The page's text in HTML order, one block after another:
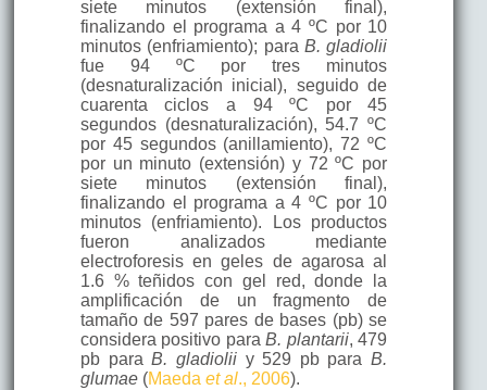
siete minutos (extensión final),
finalizando el programa a 4 ºC por 10
minutos (enfriamiento); para B. gladiolii
fue 94 ºC por tres minutos
(desnaturalización inicial), seguido de
cuarenta ciclos a 94 ºC por 45
segundos (desnaturalización), 54.7 ºC
por 45 segundos (anillamiento), 72 ºC
por un minuto (extensión) y 72 ºC por
siete minutos (extensión final),
finalizando el programa a 4 ºC por 10
minutos (enfriamiento). Los productos
fueron analizados mediante
electroforesis en geles de agarosa al
1.6 % teñidos con gel red, donde la
amplificación de un fragmento de
tamaño de 597 pares de bases (pb) se
considera positivo paraB. plantarii, 479
pb paraB. gladioliiy 529 pb paraB.
glumae(Maeda et al., 2006).